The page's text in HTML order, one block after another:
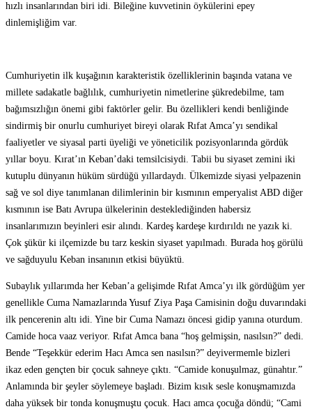
hızlı insanlarından biri idi. Bileğine kuvvetinin öykülerini epey
dinlemişliğim var.
Cumhuriyetin ilk kuşağının karakteristik özelliklerinin başında vatana ve
millete sadakatle bağlılık, cumhuriyetin nimetlerine şükredebilme, tam
bağımsızlığın önemi gibi faktörler gelir. Bu özellikleri kendi benliğinde
sindirmiş bir onurlu cumhuriyet bireyi olarak Rıfat Amca’yı sendikal
faaliyetler ve siyasal parti üyeliği ve yöneticilik pozisyonlarında gördük
yıllar boyu. Kırat’ın Keban’daki temsilcisiydi. Tabii bu siyaset zemini iki
kutuplu dünyanın hüküm sürdüğü yıllardaydı. Ülkemizde siyasi yelpazenin
sağ ve sol diye tanımlanan dilimlerinin bir kısmının emperyalist ABD diğer
kısmının ise Batı Avrupa ülkelerinin desteklediğinden habersiz
insanlarımızın beyinleri esir alındı. Kardeş kardeşe kırdırıldı ne yazık ki.
Çok şükür ki ilçemizde bu tarz keskin siyaset yapılmadı. Burada hoş görülü
ve sağduyulu Keban insanının etkisi büyüktü.
Subaylık yıllarımda her Keban’a gelişimde Rıfat Amca’yı ilk gördüğüm yer
genellikle Cuma Namazlarında Yusuf Ziya Paşa Camisinin doğu duvarındaki
ilk pencerenin altı idi. Yine bir Cuma Namazı öncesi gidip yanına oturdum.
Camide hoca vaaz veriyor. Rıfat Amca bana “hoş gelmişsin, nasılsın?” dedi.
Bende “Teşekkür ederim Hacı Amca sen nasılsın?” deyivermemle bizleri
ikaz eden gençten bir çocuk sahneye çıktı. “Camide konuşulmaz, günahtır.”
Anlamında bir şeyler söylemeye başladı. Bizim kısık sesle konuşmamızda
daha yüksek bir tonda konuşmuştu çocuk. Hacı amca çocuğa döndü; “Cami